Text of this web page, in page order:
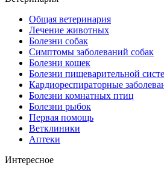
Общая ветеринария
Лечение животных
Болезни собак
Симптомы заболеваний собак
Болезни кошек
Болезни пищеварительной
Кардиореспираторные
Болезни комнатных птиц
Болезни рыбок
Первая помощь
Ветклиники
Аптеки
Интересное